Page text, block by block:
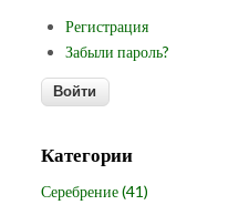
Регистрация
Забыли пароль?
Категории
Серебрение (41)